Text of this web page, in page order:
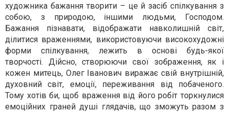
художника бажання творити – це й засіб спілкування з
собою, з природою, іншими людьми, Господом.
Бажання пізнавати, відображати навколишній світ,
ділитися враженнями, використовуючи високохудожні
форми спілкування, лежить в основі будь-якої
творчості. Дійсно, створюючи свої зображення, як і
кожен митець, Олег Іванович виражає свій внутрішній,
духовний світ, емоції, переживання від побаченого.
Тому хотів би, щоб враження від його робіт торкнулися
емоційних граней душі глядачів, що зможуть разом з